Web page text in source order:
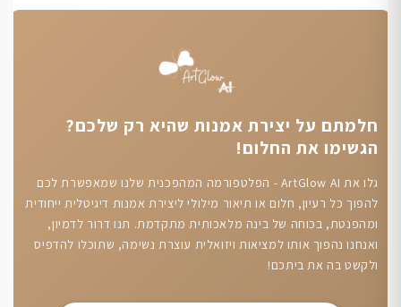
חלמתם על יצירת אמנות שהיא רק שלכם?
הגשימו את החלום!
גלו את ArtGlow AI - הפלטפורמה המהפכנית שלנו שמאפשרת לכם
להפוך כל רעיון, חלום או תיאור מילולי ליצירת אמנות דיגיטלית ייחודית
ומהפנטת, בכוחה של בינה מלאכותית מתקדמת. תנו דרור לדמיון,
ואנחנו נהפוך אותו למציאות ויזואלית עוצרת נשימה, שתוכלו להדפיס
ולקשט בה את ביתכם!